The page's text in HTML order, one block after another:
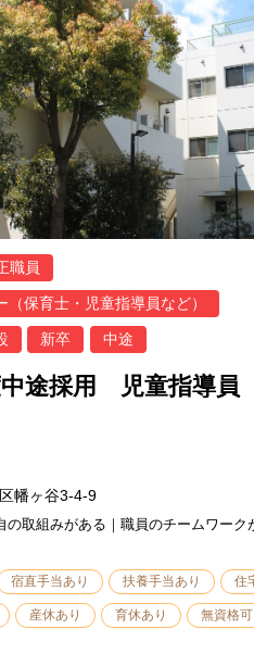
職員
（保育士・児童指導員など）
新卒 中途
途採用 児童指導員
幡ヶ谷3-4-9
の取組みがある｜職員のチームワーク
宿直手当あり 扶養手当あり 住
産休あり 育休あり 無資格可